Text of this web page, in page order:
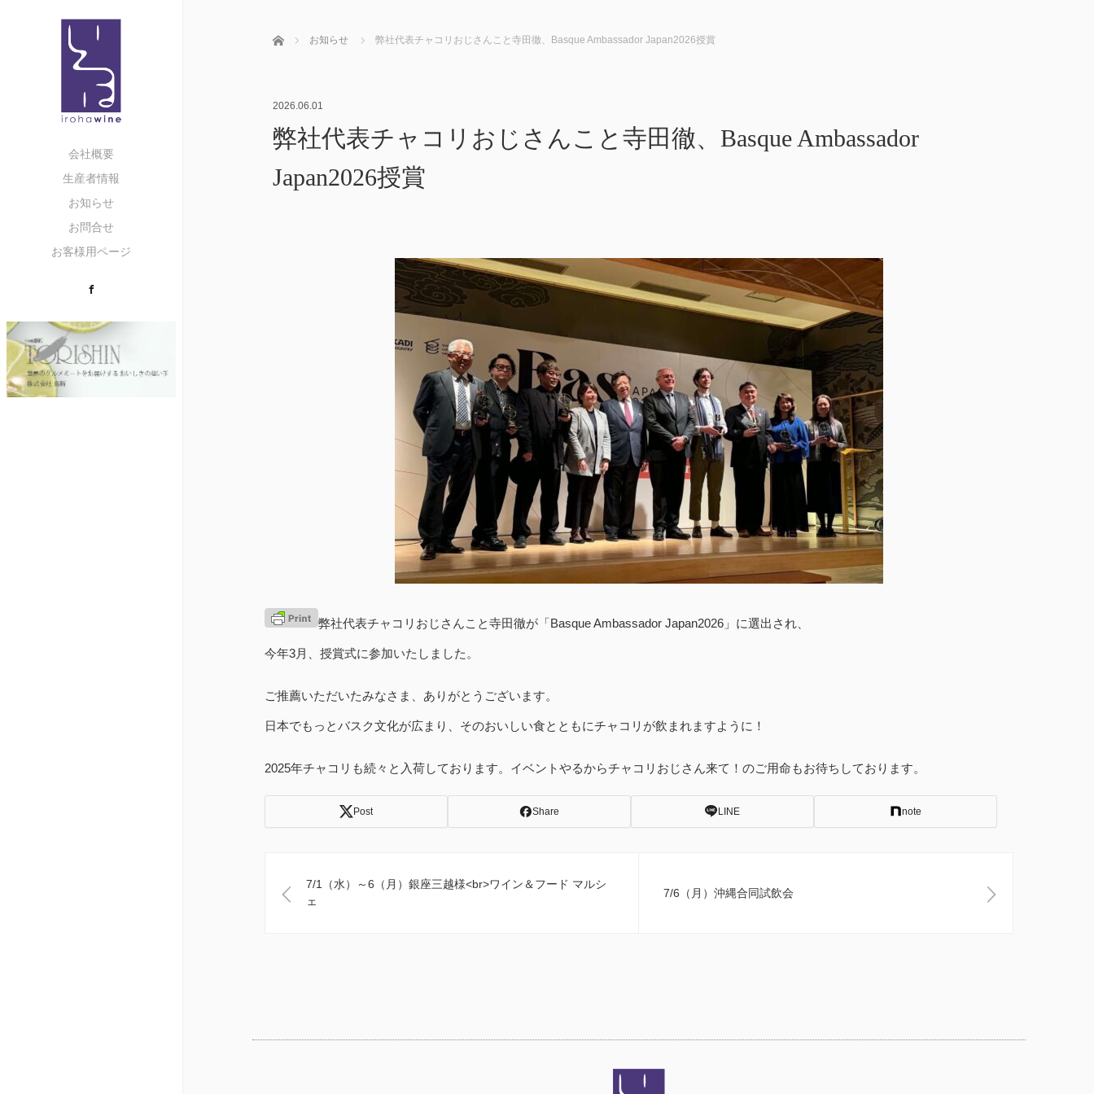
会社概要
生産者情報
お知らせ
お問合せ
お客様用ページ
ホーム お知らせ 弊社代表チャコリおじさんこと寺田徹、Basque Ambassador Japan2026授賞
2026.06.01
弊社代表チャコリおじさんこと寺田徹、Basque Ambassador
Japan2026授賞
弊社代表チャコリおじさんこと寺田徹が「Basque Ambassador Japan2026」に選出され、
今年3月、授賞式に参加いたしました。
ご推薦いただいたみなさま、ありがとうございます。
日本でもっとバスク文化が広まり、そのおいしい食とともにチャコリが飲まれますように！
2025年チャコリも続々と入荷しております。イベントやるからチャコリおじさん来て！のご用命もお待ちしております。
Post Share LINE note
7/1（水）～6（月）銀座三越様<br>ワイン＆フード マルシ
ェ
7/6（月）沖縄合同試飲会